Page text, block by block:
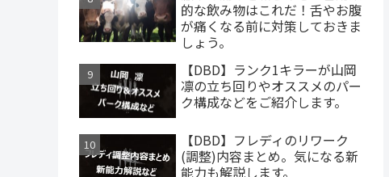
的な飲み物はこれだ！舌やお腹
が痛くなる前に対策しておきま
しょう。
【DBD】ランク1キラーが山岡
凛の立ち回りやオススメのパー
ク構成などをご紹介します。
【DBD】フレディのリワーク
(調整)内容まとめ。気になる新
能力も解説します。